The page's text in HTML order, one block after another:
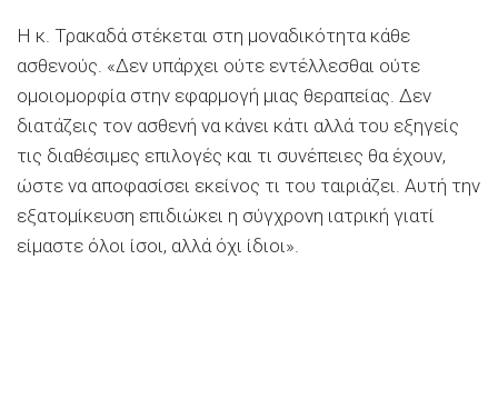
Η κ. Τρακαδά στέκεται στη μοναδικότητα κάθε
ασθενούς. «Δεν υπάρχει ούτε εντέλλεσθαι ούτε
ομοιομορφία στην εφαρμογή μιας θεραπείας. Δεν
διατάζεις τον ασθενή να κάνει κάτι αλλά του εξηγείς
τις διαθέσιμες επιλογές και τι συνέπειες θα έχουν,
ώστε να αποφασίσει εκείνος τι του ταιριάζει. Αυτή την
εξατομίκευση επιδιώκει η σύγχρονη ιατρική γιατί
είμαστε όλοι ίσοι, αλλά όχι ίδιοι».